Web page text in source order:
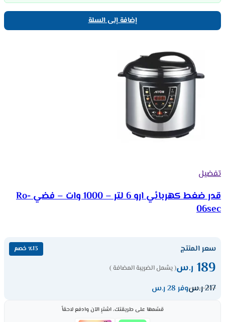
إضافة إلى السلة
تفضيل
قدر ضغط كهربائي ارو 6 لتر – 1000 وات – فضي Ro-
06sec
سعر المنتج ٪13 خصم
189 ر.س( يشمل الضريبة المضافة )
217ر.سوفر 28 ر.س
قسّمها على طريقتك، اشترِ الآن وادفع لاحقاً